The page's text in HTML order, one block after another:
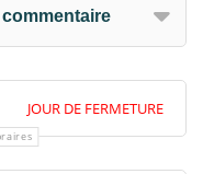
JOUR DE FERMETURE